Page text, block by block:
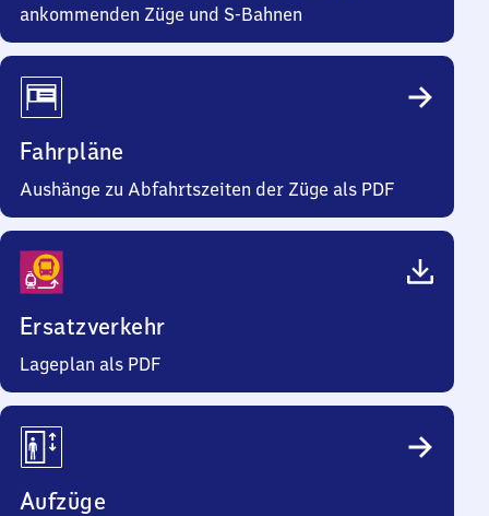
ankommenden Züge und S-Bahnen
Fahrpläne
Aushänge zu Abfahrtszeiten der Züge als PDF
Ersatzverkehr
Lageplan als PDF
Aufzüge